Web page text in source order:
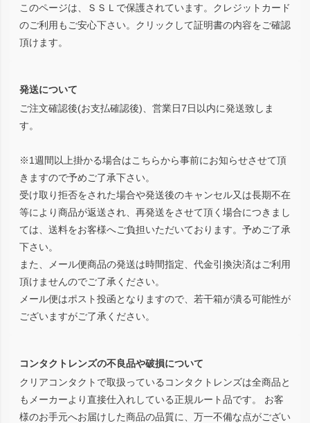
このページは、ＳＳＬで保護されています。クレジットカード
のご利用もご安心下さい。クリックして証明書の内容をご確認
頂けます。
発送について
ご注文確認後(お支払確認後)、営業日7日以内に発送致しま
す。
※1週間以上掛かる場合はこちらから事前にお知らせさせて頂
きますので予めご了承下さい。
受け取り拒否をされた場合や発送後のキャンセル又は長期不在
等により商品が返送され、再発送をさせて頂く場合につきまし
ては、送料をお客様へご負担いただいております。予めご了承
下さい。
また、メール便商品の発送は時間指定、代金引換決済はご利用
頂けませんのでご了承ください。
メール便はポスト投函となりますので、若干箱が潰る可能性が
ございますがご了承ください。
コンタクトレンズの不良品や破損について
クリアコンタクトで取扱っているコンタクトレンズは全商品と
もメーカーより直接仕入れしている正規ルート品です。 お客
様のお手元へお届けした商品の品質に、万一不備な点がござい